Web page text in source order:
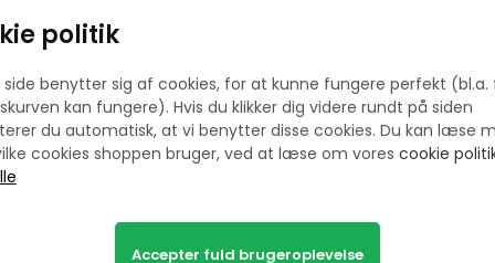
politik
side benytter sig af cookies, for at kunne fungere perfekt (bl.a.
kan fungere). Hvis du klikker dig videre rundt på siden
du automatisk, at vi benytter disse cookies. Du kan læse
cookies shoppen bruger, ved at læse om vores cookie
Prøv lige at se her: